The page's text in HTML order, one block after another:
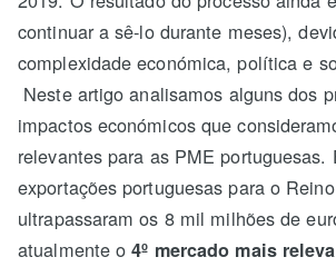
continuar a sê-lo durante meses),
complexidade económica, política e
Neste artigo analisamos alguns dos
impactos económicos que
relevantes para as PME portuguesas.
exportações portuguesas para o
ultrapassaram os 8 mil milhões de
atualmente o4º mercado mais